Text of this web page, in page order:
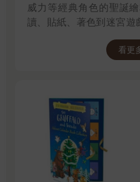
威力等經典角色的聖誕
讀、貼紙、著色到迷宮遊
滿的驚喜與節慶溫度，看更